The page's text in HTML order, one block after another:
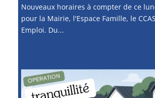
Nouveaux horaires à compter de ce
pour la Mairie, l'Espace Famille, le
Emploi. Du...